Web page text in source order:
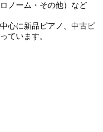
ノーム・その他）など
心に新品ピアノ、中古ピ
ています。